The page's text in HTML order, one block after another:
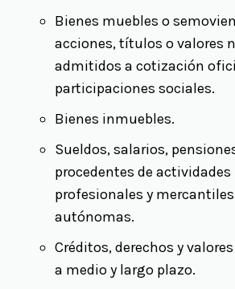
Bienes muebles o
acciones, títulos o valores
admitidos a cotización
participaciones sociales.
Bienes inmuebles.
Sueldos, salarios,
procedentes de actividades
profesionales y mercantiles
autónomas.
Créditos, derechos y
a medio y largo plazo.